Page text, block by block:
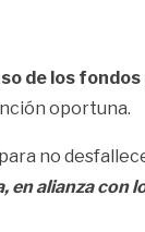
de los
oportuna.
no
en alianza con